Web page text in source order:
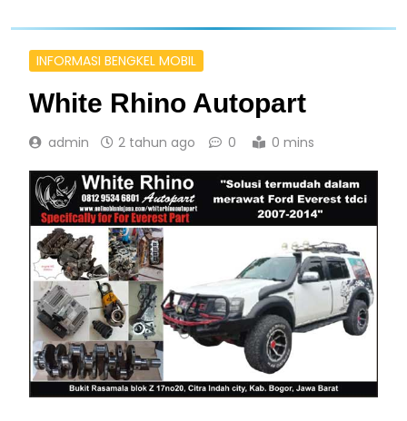
INFORMASI BENGKEL MOBIL
White Rhino Autopart
admin 2 tahun ago 0 0 mins